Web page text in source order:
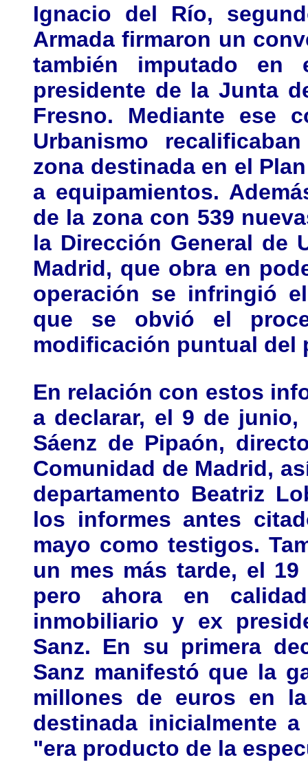
Ignacio del Río,
Armada firmaron un
también imputado en
presidente de la Junta
Fresno. Mediante ese
Urbanismo
zona destinada en el
a equipamientos.
de la zona con 539
la Dirección General de
Madrid, que obra en
operación se infringió
que se obvió el
modificación puntual del
En relación con estos
a declarar, el 9 de
Sáenz de Pipaón,
Comunidad de Madrid,
departamento Beatriz
los informes antes
mayo como testigos.
un mes más tarde, el
pero ahora en
inmobiliario y ex
Sanz. En su primera
Sanz manifestó que la
millones de euros en
destinada inicialmente
"era producto de la